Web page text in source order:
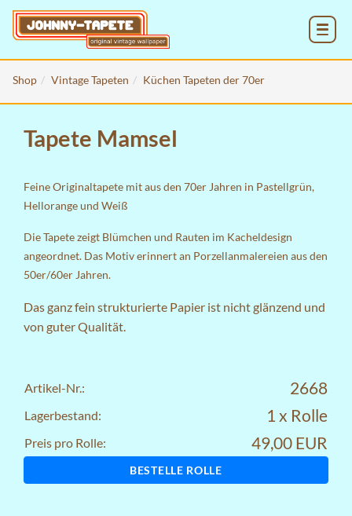
Shop Vintage Tapeten Küchen Tapeten der 70er
Tapete Mamsel
Feine Originaltapete mit aus den 70er Jahren in Pastellgrün,
Hellorange und Weiß
Die Tapete zeigt Blümchen und Rauten im Kacheldesign
angeordnet. Das Motiv erinnert an Porzellanmalereien aus den
50er/60er Jahren.
Das ganz fein strukturierte Papier ist nicht glänzend und
von guter Qualität.
Artikel-Nr.: 2668
Lagerbestand: 1 x Rolle
Preis pro Rolle: 49,00 EUR
BESTELLE ROLLE